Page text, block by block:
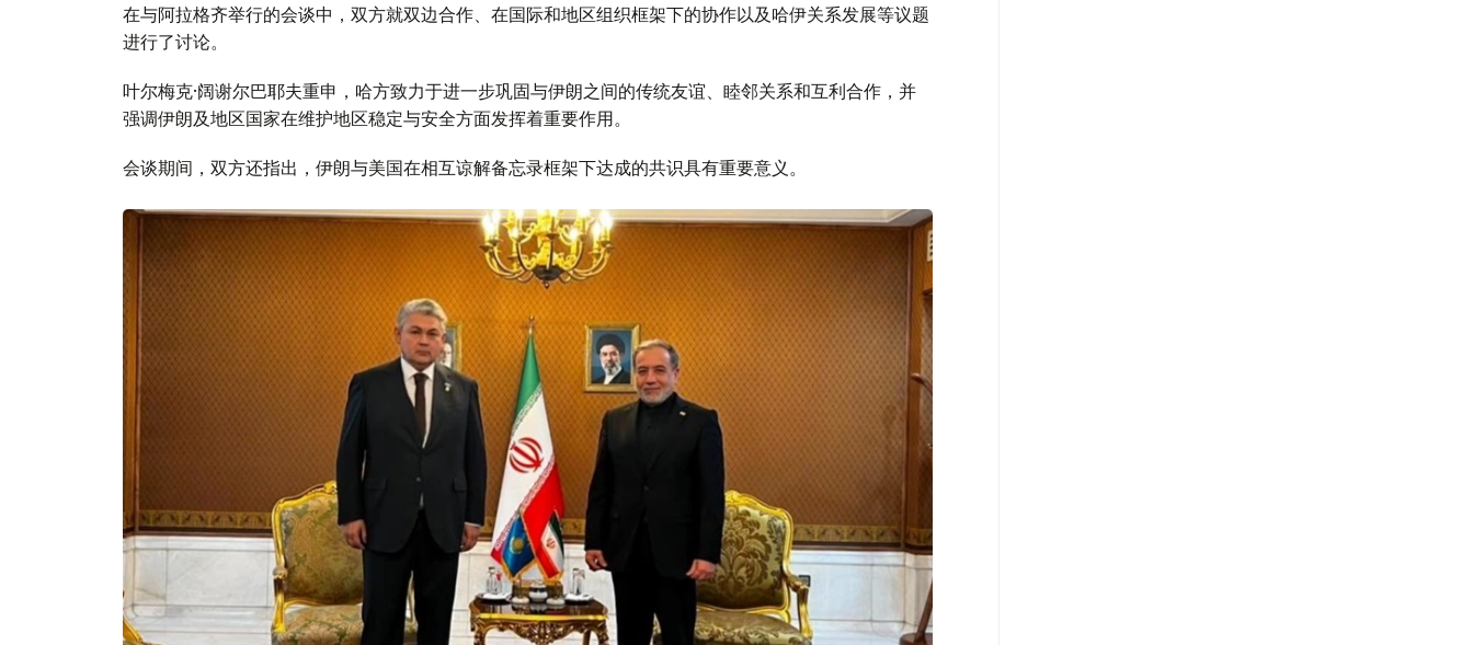
在与阿拉格齐举行的会谈中，双方就双边合作、在国际和地区组织框架下的协作以及哈伊关系发展等议题
进行了讨论。
叶尔梅克·阔谢尔巴耶夫重申，哈方致力于进一步巩固与伊朗之间的传统友谊、睦邻关系和互利合作，并
强调伊朗及地区国家在维护地区稳定与安全方面发挥着重要作用。
会谈期间，双方还指出，伊朗与美国在相互谅解备忘录框架下达成的共识具有重要意义。